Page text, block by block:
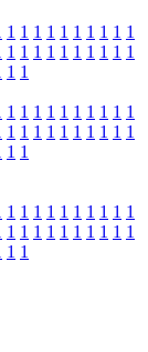
1 1 1 1 1 1 1 1 1 1
1 1 1 1 1 1 1 1 1 1
1 1
1 1 1 1 1 1 1 1 1 1
1 1 1 1 1 1 1 1 1 1
1 1
1 1 1 1 1 1 1 1 1 1
1 1 1 1 1 1 1 1 1 1
1 1